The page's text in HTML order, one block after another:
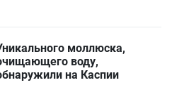
моллюска,
воду,
на Каспии